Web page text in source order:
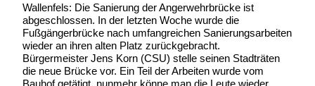
Wallenfels: Die Sanierung der Angerwehrbrücke ist
abgeschlossen. In der letzten Woche wurde die
Fußgängerbrücke nach umfangreichen Sanierungsarbeiten
wieder an ihren alten Platz zurückgebracht.
Bürgermeister Jens Korn (CSU) stelle seinen Stadträten
die neue Brücke vor. Ein Teil der Arbeiten wurde vom
Bauhof getätigt, nunmehr könne man die Leute wieder